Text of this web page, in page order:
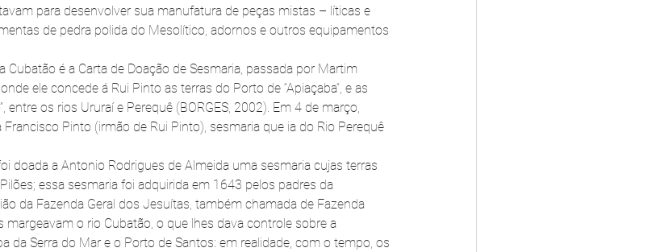
para desenvolver sua manufatura de peças mistas – líticas e
de pedra polida do Mesolítico, adornos e outros equipamentos
é a Carta de Doação de Sesmaria, passada por Martim
ele concede á Rui Pinto as terras do Porto de “Apiaçaba”, e as
entre os rios Ururaí e Perequê (BORGES, 2002). Em 4 de março,
Pinto (irmão de Rui Pinto), sesmaria que ia do Rio Perequê
doada a Antonio Rodrigues de Almeida uma sesmaria cujas terras
essa sesmaria foi adquirida em 1643 pelos padres da
da Fazenda Geral dos Jesuítas, também chamada de Fazenda
margeavam o rio Cubatão, o que lhes dava controle sobre a
da Serra do Mar e o Porto de Santos: em realidade, com o tempo, os